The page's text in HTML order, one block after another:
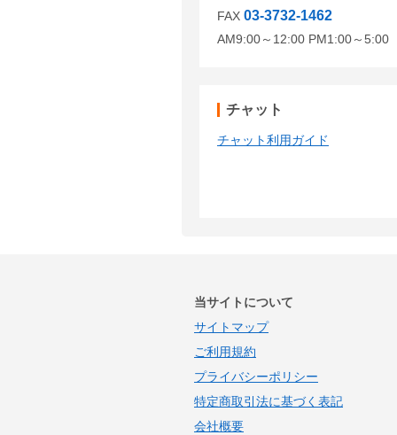
FAX 03-3732-1462
AM9:00～12:00 PM1:00～5:00
チャット
チャット利用ガイド
当サイトについて
サイトマップ
ご利用規約
プライバシーポリシー
特定商取引法に基づく表記
会社概要